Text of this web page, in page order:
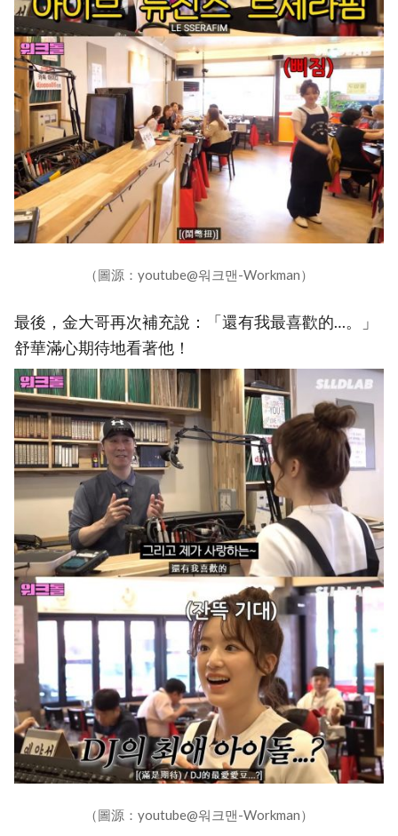
（圖源：youtube@워크맨-Workman）
最後，金大哥再次補充說：「還有我最喜歡的…。」
舒華滿心期待地看著他！
（圖源：youtube@워크맨-Workman）